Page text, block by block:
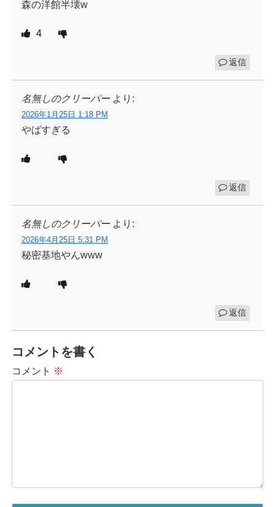
森の洋館半壊w
4
返信
名無しのクリーパー より:
2026年1月25日 1:18 PM
やばすぎる
返信
名無しのクリーパー より:
2026年4月25日 5:31 PM
秘密基地やんwww
返信
コメントを書く
コメント ※